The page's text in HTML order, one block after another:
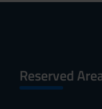
Reserved